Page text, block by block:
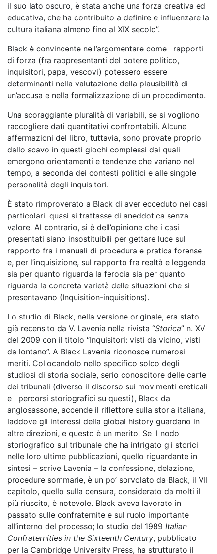
il suo lato oscuro, è stata anche una forza creativa ed
educativa, che ha contribuito a definire e influenzare la
cultura italiana almeno fino al XIX secolo”.
Black è convincente nell’argomentare come i rapporti
di forza (fra rappresentanti del potere politico,
inquisitori, papa, vescovi) potessero essere
determinanti nella valutazione della plausibilità di
un’accusa e nella formalizzazione di un procedimento.
Una scoraggiante pluralità di variabili, se si vogliono
raccogliere dati quantitativi confrontabili. Alcune
affermazioni del libro, tuttavia, sono provate proprio
dallo scavo in questi giochi complessi dai quali
emergono orientamenti e tendenze che variano nel
tempo, a seconda dei contesti politici e alle singole
personalità degli inquisitori.
È stato rimproverato a Black di aver ecceduto nei casi
particolari, quasi si trattasse di aneddotica senza
valore. Al contrario, si è dell’opinione che i casi
presentati siano insostituibili per gettare luce sul
rapporto fra i manuali di procedura e pratica forense
e, per l’inquisizione, sul rapporto fra realtà e leggenda
sia per quanto riguarda la ferocia sia per quanto
riguarda la concreta varietà delle situazioni che si
presentavano (Inquisition-inquisitions).
Lo studio di Black, nella versione originale, era stato
già recensito da V. Lavenia nella rivista “Storica” n. XV
del 2009 con il titolo “Inquisitori: visti da vicino, visti
da lontano”. A Black Lavenia riconosce numerosi
meriti. Collocandolo nello specifico solco degli
studiosi di storia sociale, serio conoscitore delle carte
dei tribunali (diverso il discorso sui movimenti ereticali
e i percorsi storiografici su questi), Black da
anglosassone, accende il riflettore sulla storia italiana,
laddove gli interessi della global history guardano in
altre direzioni, e questo è un merito. Se il nodo
storiografico sul tribunale che ha intrigato gli storici
nelle loro ultime pubblicazioni, quello riguardante in
sintesi – scrive Lavenia – la confessione, delazione,
procedure sommarie, è un po’ sorvolato da Black, il VII
capitolo, quello sulla censura, considerato da molti il
più riuscito, è notevole. Black aveva lavorato in
passato sulle confraternite e sul ruolo importante
all’interno del processo; lo studio del 1989 Italian
Confraternities in the Sixteenth Century, pubblicato
per la Cambridge University Press, ha strutturato il